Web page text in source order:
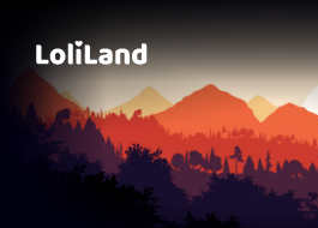
LoliLand